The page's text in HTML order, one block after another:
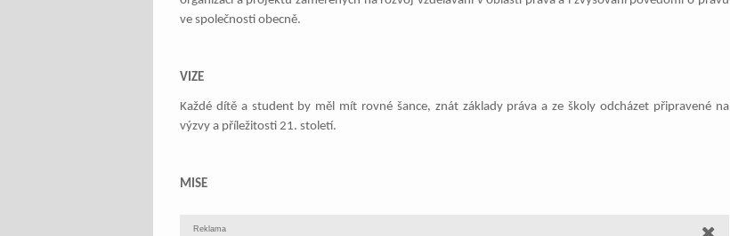
ve společnosti obecně.
VIZE
Každé dítě a student by měl mít rovné šance, znát základy práva a ze školy odcházet připravené na
výzvy a příležitosti 21. století.
MISE
Reklama